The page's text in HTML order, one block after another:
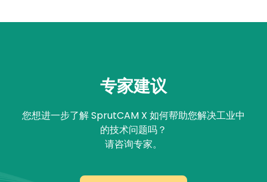
专家建议
您想进一步了解 SprutCAM X 如何帮助您解决工业中
的技术问题吗？
请咨询专家。